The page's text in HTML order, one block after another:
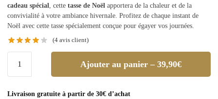
cadeau spécial, cette tasse de Noël apportera de la chaleur et de la
convivialité à votre ambiance hivernale. Profitez de chaque instant de
Noël avec cette tasse spécialement conçue pour égayer vos journées.
(4 avis client)
Ajouter au panier – 39,90€
Livraison gratuite à partir de 30€ d’achat